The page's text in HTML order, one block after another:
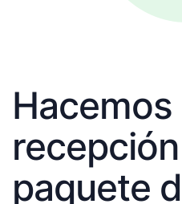
Hacemos
paquete